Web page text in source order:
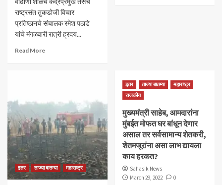
राष्ट्रसंत तुकडोजी विचार
प्रतिष्ठानचे संचालक रमेश पठाडे
यांचे मंगळवारी रात्री ह्रदय...
Read More
इतर ताज्या बातम्या महाराष्ट्र
इतर ताज्या बातम्या
महाराष्ट्र
राजकीय
मुख्यमंत्री साहेब, आमदारांना
मुंबईत मोफत घर बांधून देणार
असाल तर सर्वसामान्य शेतकरी,
शेतमजूरांना असा लाभ द्यायला
काय हरकत?
Sahasik News
March 29, 2022
0